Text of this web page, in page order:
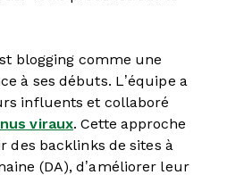
blogging comme une
à ses débuts. L’équipe a
influents et collaboré
viraux. Cette approche
des backlinks de sites à
(DA), d’améliorer leur